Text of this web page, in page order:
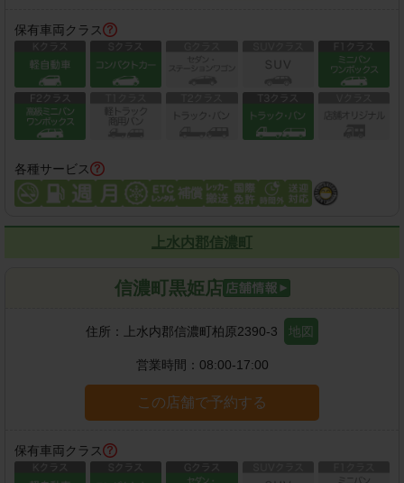
保有車両クラス
各種サービス
上水内郡信濃町
信濃町黒姫店
住所： 上水内郡信濃町柏原2390-3 地図
営業時間： 08:00-17:00
この店舗で予約する
保有車両クラス